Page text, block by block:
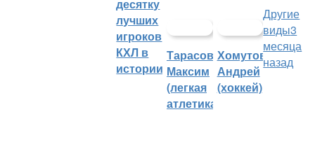
десятку
лучших
игроков
КХЛ в
истории
Тарасов
Максим
(легкая
атлетика)
Хомутов
Андрей
(хоккей)
Другие
виды3
месяца
назад